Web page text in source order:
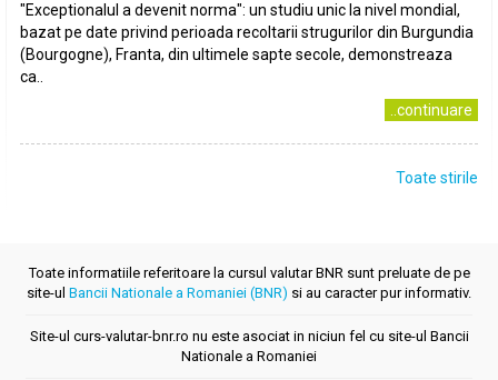
"Exceptionalul a devenit norma": un studiu unic la nivel mondial,
bazat pe date privind perioada recoltarii strugurilor din Burgundia
(Bourgogne), Franta, din ultimele sapte secole, demonstreaza
ca..
..continuare
Toate stirile
Toate informatiile referitoare la cursul valutar BNR sunt preluate de pe
site-ul Bancii Nationale a Romaniei (BNR) si au caracter pur informativ.
Site-ul curs-valutar-bnr.ro nu este asociat in niciun fel cu site-ul Bancii
Nationale a Romaniei